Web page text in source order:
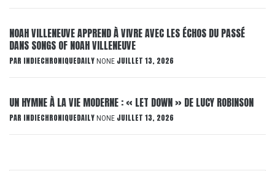
NOAH VILLENEUVE APPREND À VIVRE AVEC LES ÉCHOS DU PASSÉ
DANS SONGS OF NOAH VILLENEUVE
PAR INDIECHRONIQUEDAILY NONE JUILLET 13, 2026
UN HYMNE À LA VIE MODERNE : « LET DOWN » DE LUCY ROBINSON
PAR INDIECHRONIQUEDAILY NONE JUILLET 13, 2026